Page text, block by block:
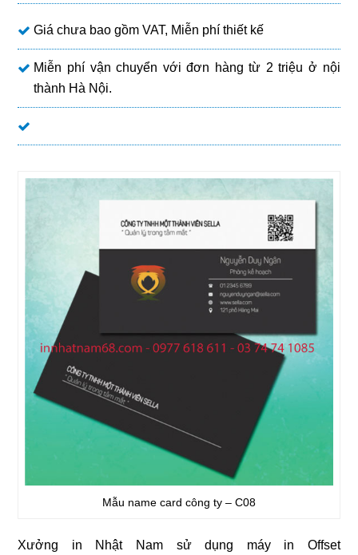
Giá chưa bao gồm VAT, Miễn phí thiết kế
Miễn phí vận chuyển với đơn hàng từ 2 triệu ở nội
thành Hà Nội.
Mẫu name card công ty – C08
Xưởng in Nhật Nam sử dụng máy in Offset